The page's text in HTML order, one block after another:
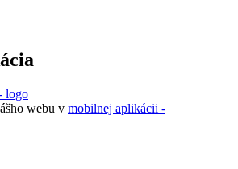
webu v mobilnej aplikácii -